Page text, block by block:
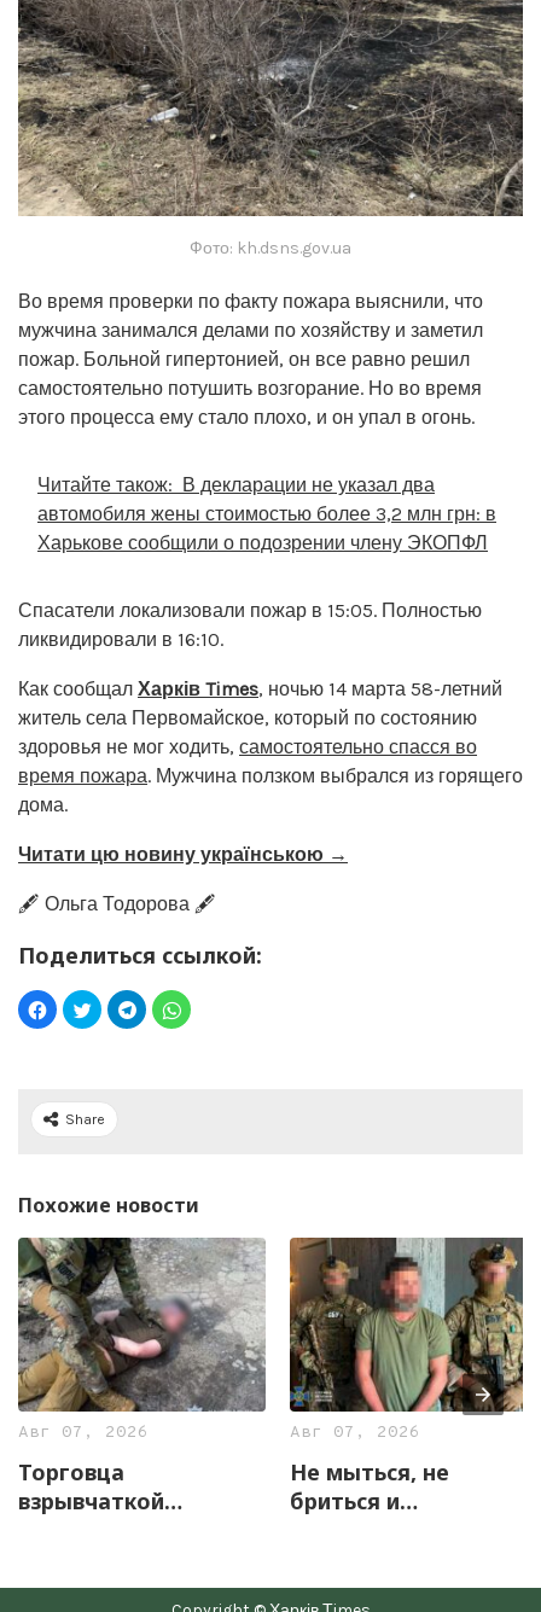
Фото: kh.dsns.gov.ua
Во время проверки по факту пожара выяснили, что
мужчина занимался делами по хозяйству и заметил
пожар. Больной гипертонией, он все равно решил
самостоятельно потушить возгорание. Но во время
этого процесса ему стало плохо, и он упал в огонь.
Читайте також: В декларации не указал два
автомобиля жены стоимостью более 3,2 млн грн: в
Харькове сообщили о подозрении члену ЭКОПФЛ
Спасатели локализовали пожар в 15:05. Полностью
ликвидировали в 16:10.
Как сообщал Харків Times, ночью 14 марта 58-летний
житель села Первомайское, который по состоянию
здоровья не мог ходить, самостоятельно спасся во
время пожара. Мужчина ползком выбрался из горящего
дома.
Читати цю новину українською →
🖋️ Ольга Тодорова 🖋️
Поделиться ссылкой:
Share
Похожие новости
Авг 07, 2026
Торговца
взрывчаткой
Харьковщины
Авг 07, 2026
Не мыться, не
бриться и
Харькове